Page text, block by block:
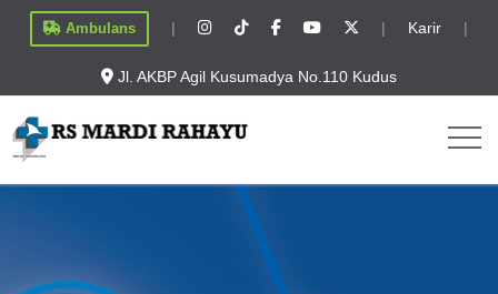
Ambulans | | Karir |
Jl. AKBP Agil Kusumadya No.110 Kudus